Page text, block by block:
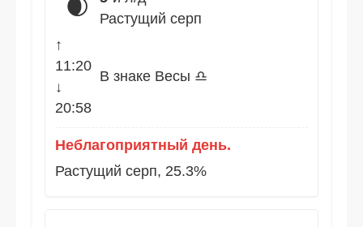
🌒
Растущий серп
↑
11:20
↓
20:58
В знаке Весы ♎
Неблагоприятный день.
Растущий серп, 25.3%